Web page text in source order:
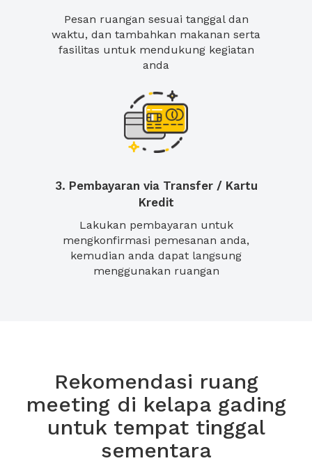
Pesan ruangan sesuai tanggal dan
waktu, dan tambahkan makanan serta
fasilitas untuk mendukung kegiatan
anda
3. Pembayaran via Transfer / Kartu
Kredit
Lakukan pembayaran untuk
mengkonfirmasi pemesanan anda,
kemudian anda dapat langsung
menggunakan ruangan
Rekomendasi ruang
meeting di kelapa gading
untuk tempat tinggal
sementara